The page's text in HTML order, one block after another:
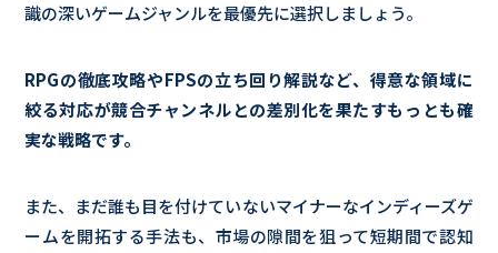
識の深いゲームジャンルを最優先に選択しましょう。
RPGの徹底攻略やFPSの立ち回り解説など、得意な領域に
絞る対応が競合チャンネルとの差別化を果たすもっとも確
実な戦略です。
また、まだ誰も目を付けていないマイナーなインディーズゲ
ームを開拓する手法も、市場の隙間を狙って短期間で認知